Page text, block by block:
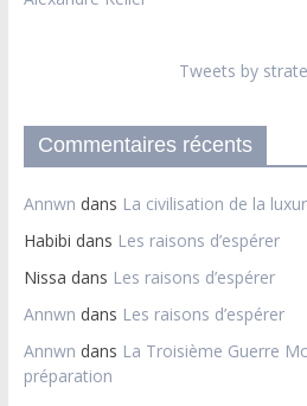
Tweets by
Commentaires récents
Annwn dans La civilisation de la
Habibi dans Les raisons d’espérer
Nissa dans Les raisons d’espérer
Annwn dans Les raisons d’espérer
Annwn dans La Troisième Guerre
préparation